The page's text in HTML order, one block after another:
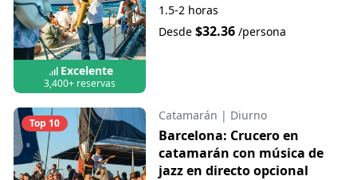
Excelente
3,400+ reservas
1.5-2 horas
Desde $32.36/persona
Top 10
Catamarán | Diurno
Barcelona: Crucero en
catamarán con música de
jazz en directo opcional